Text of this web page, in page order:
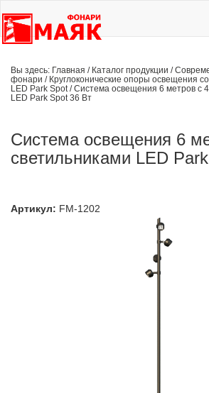
Вы здесь: Главная / Каталог продукции /
фонари / Круглоконические опоры освещения
LED Park Spot /Система освещения 6 метров с
LED Park Spot 36 Вт
Система освещения 6
светильниками LED
Артикул: FM-1202